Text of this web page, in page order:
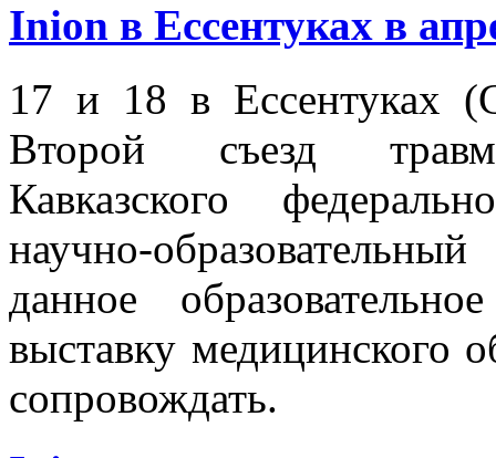
Inion в Ессентуках в
17 и 18 в Ессентуках
Второй съезд
Кавказского
научно-
данное
выставку медицинского
сопровождать.